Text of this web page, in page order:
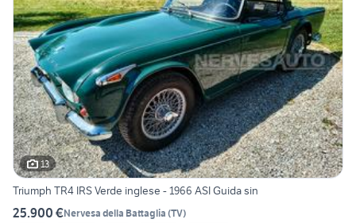
13
Triumph TR4 IRS Verde inglese - 1966 ASI Guida sin
25.900 €Nervesa della Battaglia (TV)